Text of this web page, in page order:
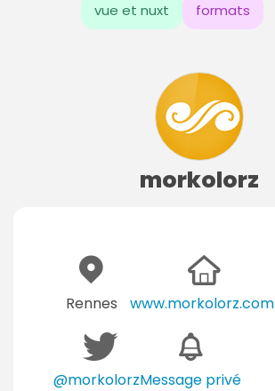
vue et nuxt formats
morkolorz
Rennes www.morkolorz.com
@morkolorzMessage privé